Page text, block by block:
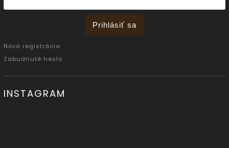
Prihlásiť sa
Nová registrácia
Zabudnuté heslo
INSTAGRAM